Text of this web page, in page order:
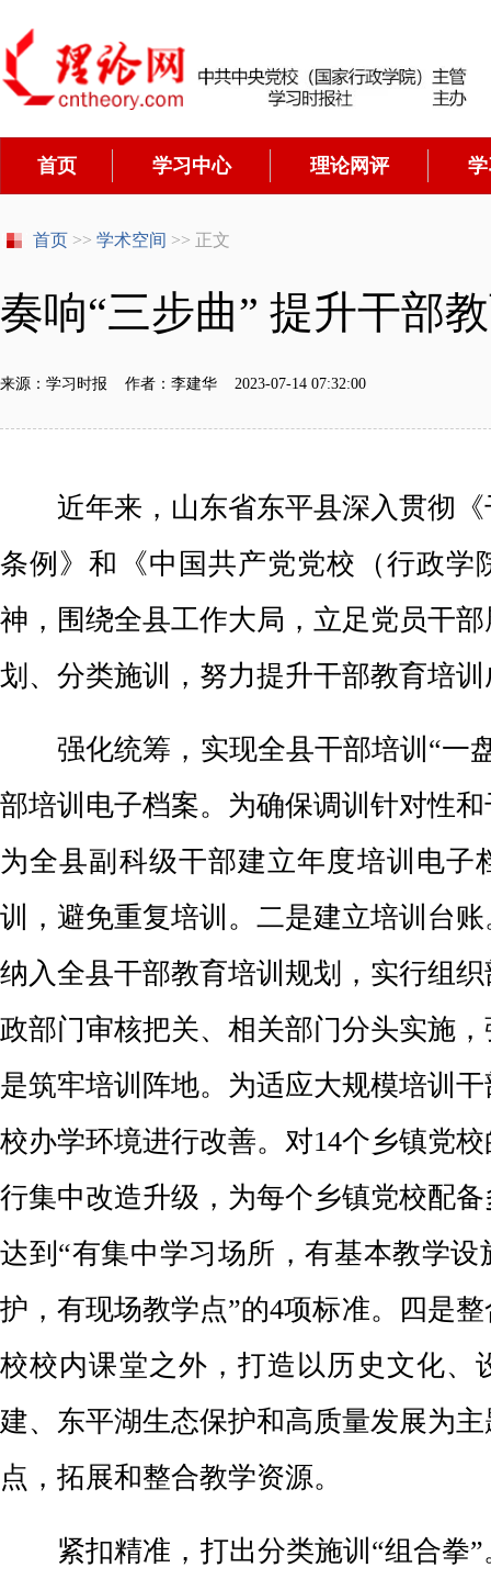
首页 学习中心 理论网评
首页 >> 学术空间 >> 正文
奏响“三步曲” 提升干部
来源：学习时报 作者：李建华 2023-07-14 07:32:00
近年来，山东省东平县深入贯彻《
条例》和《中国共产党党校（行政学
神，围绕全县工作大局，立足党员干
划、分类施训，努力提升干部教育培
强化统筹，实现全县干部培训“一
部培训电子档案。为确保调训针对性
为全县副科级干部建立年度培训电子
训，避免重复培训。二是建立培训台
纳入全县干部教育培训规划，实行组
政部门审核把关、相关部门分头实施
是筑牢培训阵地。为适应大规模培训
校办学环境进行改善。对14个乡镇党
行集中改造升级，为每个乡镇党校配
达到“有集中学习场所，有基本教学
护，有现场教学点”的4项标准。四是
校校内课堂之外，打造以历史文化、
建、东平湖生态保护和高质量发展为
点，拓展和整合教学资源。
紧扣精准，打出分类施训“组合拳”